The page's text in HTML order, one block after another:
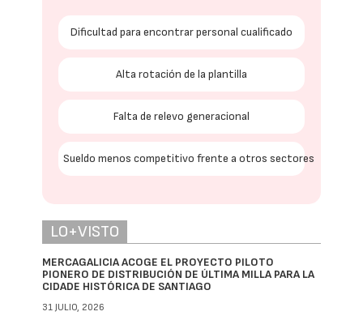
Dificultad para encontrar personal cualificado
Alta rotación de la plantilla
Falta de relevo generacional
Sueldo menos competitivo frente a otros sectores
LO+VISTO
MERCAGALICIA ACOGE EL PROYECTO PILOTO
PIONERO DE DISTRIBUCIÓN DE ÚLTIMA MILLA PARA LA
CIDADE HISTÓRICA DE SANTIAGO
31 JULIO, 2026